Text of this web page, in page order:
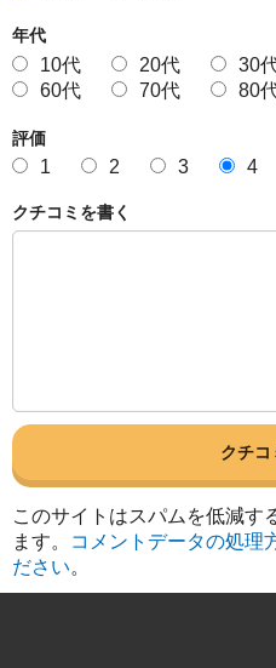
年代
10代 20代 30
60代
70代 80
評価
1 2 3 4
クチコミを書く
このサイトはスパムを低減す
ます。
コメントデータの処理
ださい。